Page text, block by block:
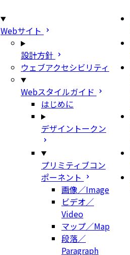
Webサイト
設計方針
ウェブアクセシビリティ
Webスタイルガイド
はじめに
デザイントークン
プリミティブコン
ポーネント
画像／Image
ビデオ／
Video
マップ／Map
段落／
Paragraph